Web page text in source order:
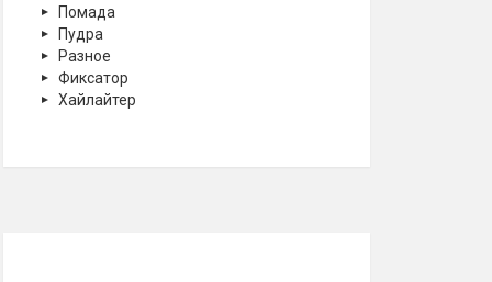
Помада
Пудра
Разное
Фиксатор
Хайлайтер